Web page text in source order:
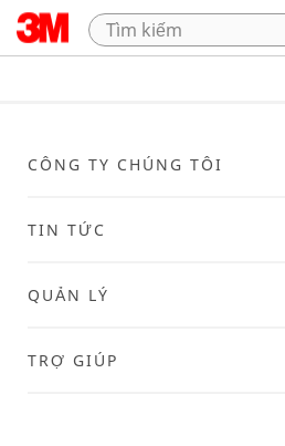
CÔNG TY CHÚNG TÔI
TIN TỨC
QUẢN LÝ
TRỢ GIÚP